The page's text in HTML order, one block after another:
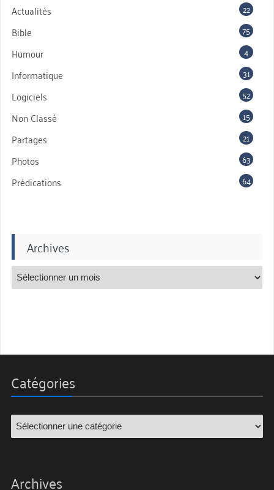
Actualités 22
Bible 75
Humour 4
Informatique 31
Logiciels 52
Non Classé 15
Partages 21
Photos 63
Prédications 64
Archives
Catégories
Archives